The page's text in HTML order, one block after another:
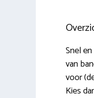
Snel
van
voor
Kies